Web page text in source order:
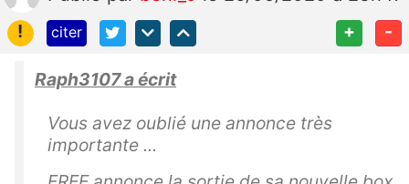
!
citer + -
Raph3107 a écrit
Vous avez oublié une annonce très
importante ...